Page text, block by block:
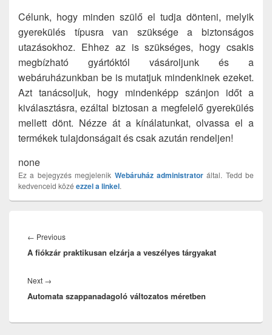
Célunk, hogy minden szülő el tudja dönteni, melyik
gyerekülés típusra van szüksége a biztonságos
utazásokhoz. Ehhez az is szükséges, hogy csakis
megbízható gyártóktól vásároljunk és a
webáruházunkban be is mutatjuk mindenkinek ezeket.
Azt tanácsoljuk, hogy mindenképp szánjon időt a
kiválasztásra, ezáltal biztosan a megfelelő gyerekülés
mellett dönt. Nézze át a kínálatunkat, olvassa el a
termékek tulajdonságait és csak azután rendeljen!
none
Ez a bejegyzés megjelenik Webáruház administratoráltal. Tedd be
kedvenceid közé ezzel a linkel.
navigáció
← PreviousPrevious
post:
A fiókzár praktikusan elzárja a veszélyes tárgyakat
Next →
post:
Automata szappanadagoló változatos méretben